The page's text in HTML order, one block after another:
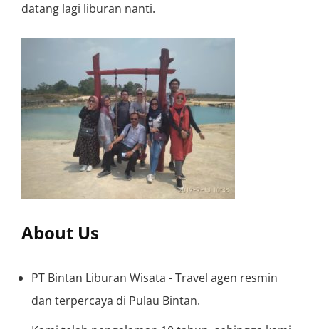
datang lagi liburan nanti.
About Us
PT Bintan Liburan Wisata - Travel agen resmin
dan terpercaya di Pulau Bintan.